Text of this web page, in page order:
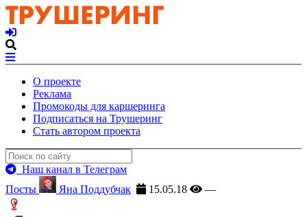
О проекте
Реклама
Промокоды для каршеринга
Подписаться на Трушеринг
Стать автором проекта
Наш канал в Телеграм
Посты
Яна Поддубчак 15.05.18 —